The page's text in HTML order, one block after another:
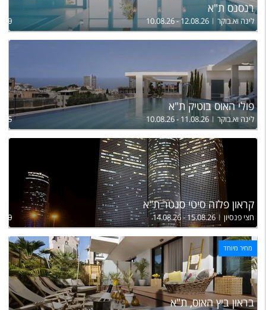
רנסנס ת"א
לינה וא.בוקר 10.08.26 - 12.08.26
פולי האוס בוטיק ת"א
לינה וא.בוקר 10.08.26 - 11.08.26
קראון פלזה סיטי סנטר ת"א
חצי פנסיון 14.08.26 - 15.08.26
מחיר מיוחד
בראון ביץ האוס, ת"א